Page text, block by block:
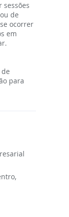
sessões
de
ocorrer
em
para